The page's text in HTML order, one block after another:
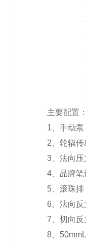
主要配置
1 、手动泵
2 、轮辐
3 、法向
4 、品牌
5 、滚珠排
6 、法向
7 、切向
8